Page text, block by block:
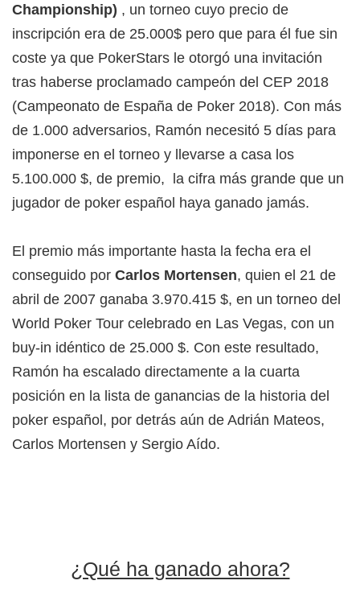
Championship) , un torneo cuyo precio de
inscripción era de 25.000$ pero que para él fue sin
coste ya que PokerStars le otorgó una invitación
tras haberse proclamado campeón del CEP 2018
(Campeonato de España de Poker 2018). Con más
de 1.000 adversarios, Ramón necesitó 5 días para
imponerse en el torneo y llevarse a casa los
5.100.000 $, de premio, la cifra más grande que un
jugador de poker español haya ganado jamás.
El premio más importante hasta la fecha era el
conseguido por Carlos Mortensen, quien el 21 de
abril de 2007 ganaba 3.970.415 $, en un torneo del
World Poker Tour celebrado en Las Vegas, con un
buy-in idéntico de 25.000 $. Con este resultado,
Ramón ha escalado directamente a la cuarta
posición en la lista de ganancias de la historia del
poker español, por detrás aún de Adrián Mateos,
Carlos Mortensen y Sergio Aído.
¿Qué ha ganado ahora?